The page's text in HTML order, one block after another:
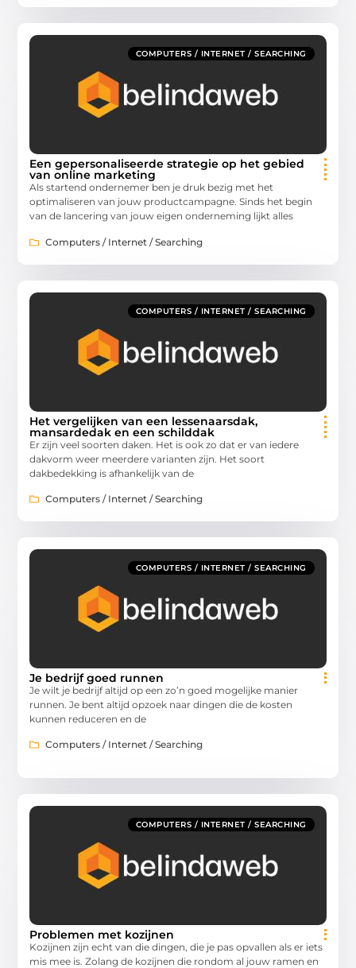
COMPUTERS / INTERNET / SEARCHING
Een gepersonaliseerde strategie op het gebied
van online marketing
Als startend ondernemer ben je druk bezig met het
optimaliseren van jouw productcampagne. Sinds het begin
van de lancering van jouw eigen onderneming lijkt alles
Computers / Internet / Searching
COMPUTERS / INTERNET / SEARCHING
Het vergelijken van een lessenaarsdak,
mansardedak en een schilddak
Er zijn veel soorten daken. Het is ook zo dat er van iedere
dakvorm weer meerdere varianten zijn. Het soort
dakbedekking is afhankelijk van de
Computers / Internet / Searching
COMPUTERS / INTERNET / SEARCHING
Je bedrijf goed runnen
Je wilt je bedrijf altijd op een zo’n goed mogelijke manier
runnen. Je bent altijd opzoek naar dingen die de kosten
kunnen reduceren en de
Computers / Internet / Searching
COMPUTERS / INTERNET / SEARCHING
Problemen met kozijnen
Kozijnen zijn echt van die dingen, die je pas opvallen als er iets
mis mee is. Zolang de kozijnen die rondom al jouw ramen en